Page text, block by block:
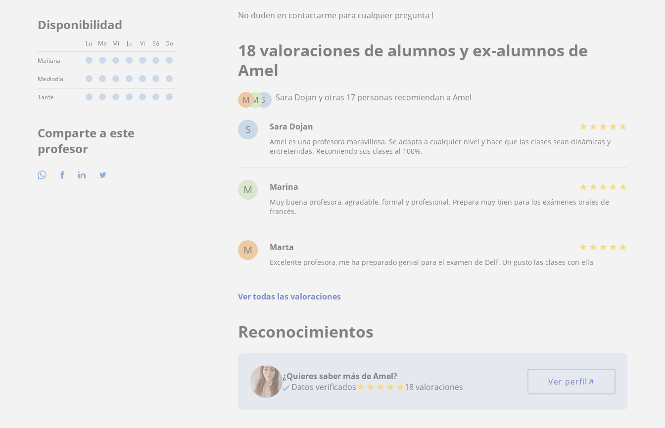
Disponibilidad
Lu Ma Mi Ju Vi Sá Do
Mañana
Mediodía
Tarde
Comparte a este
profesor
No duden en contactarme para cualquier pregunta !
18 valoraciones de alumnos y ex-alumnos de
Amel
S
M
M Sara Dojan y otras 17 personas recomiendan a Amel
S Sara Dojan ★ ★ ★ ★ ★
Amel es una profesora maravillosa. Se adapta a cualquier nivel y hace que las clases sean dinámicas y
entretenidas. Recomiendo sus clases al 100%.
M Marina ★ ★ ★ ★ ★
Muy buena profesora, agradable, formal y profesional. Prepara muy bien para los exámenes orales de
francés.
M Marta ★ ★ ★ ★ ★
Excelente profesora, me ha preparado genial para el examen de Delf. Un gusto las clases con ella
Ver todas las valoraciones
Reconocimientos
¿Quieres saber más de Amel?
Datos verificados★ ★ ★ ★ ★18 valoraciones Ver perfil